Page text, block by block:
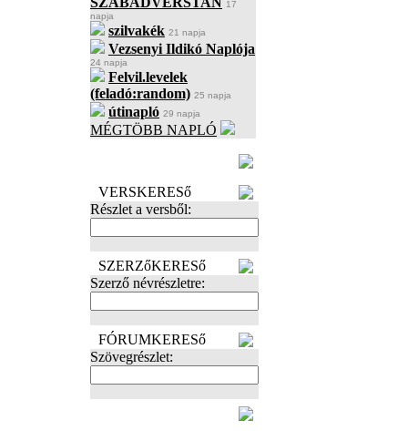
17
napja
szilvakék 21 napja
Vezsenyi Ildikó Naplója
24 napja
Felvil.levelek
(feladó:random) 25 napja
útinapló 29 napja
MÉGTÖBB NAPLÓ
VERSKERESő
Részlet a versből:
SZERZőKERESő
Szerző névrészletre:
FÓRUMKERESő
Szövegrészlet: